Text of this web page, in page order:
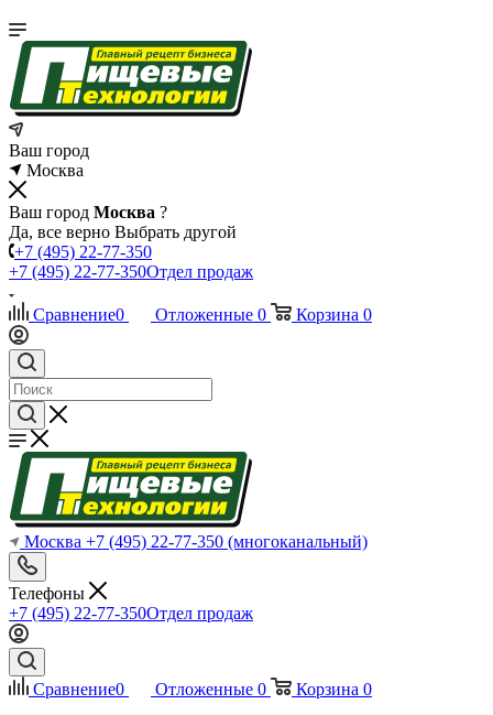
Ваш город
Москва
Ваш город Москва ?
Да, все верно Выбрать другой
+7 (495) 22-77-350
+7 (495) 22-77-350Отдел продаж
Сравнение0 Отложенные 0 Корзина 0
Москва +7 (495) 22-77-350 (многоканальный)
Телефоны
+7 (495) 22-77-350Отдел продаж
Сравнение0 Отложенные 0 Корзина 0